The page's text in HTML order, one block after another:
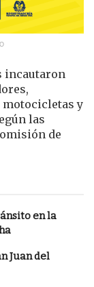
incautaron
y
las
de
en la
Juan del